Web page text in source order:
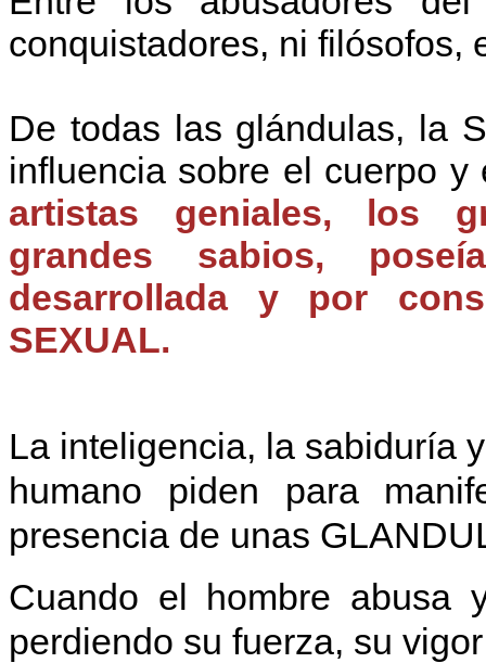
conquistadores, ni filósofos,
De todas las glándulas, la
influencia sobre el cuerpo
artistas geniales, los
grandes sabios,
desarrollada y por
SEXUAL.
La inteligencia, la sabiduría
humano piden para
presencia de unas
Cuando el hombre abusa
perdiendo su fuerza, su